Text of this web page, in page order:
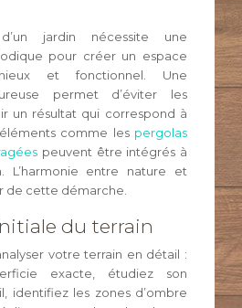
d’un jardin nécessite une
pour créer un espace
et fonctionnel. Une
permet d’éviter les
un résultat qui correspond à
comme les pergolas
peuvent être intégrés à
L’harmonie entre nature et
de cette démarche.
du terrain
votre terrain en détail :
exacte, étudiez son
identifiez les zones d’ombre